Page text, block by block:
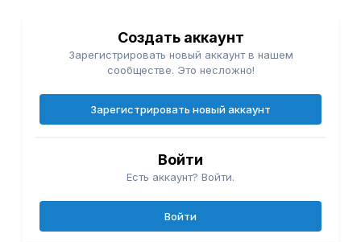
Создать аккаунт
Зарегистрировать новый аккаунт в нашем
сообществе. Это несложно!
Зарегистрировать новый аккаунт
Войти
Есть аккаунт? Войти.
Войти